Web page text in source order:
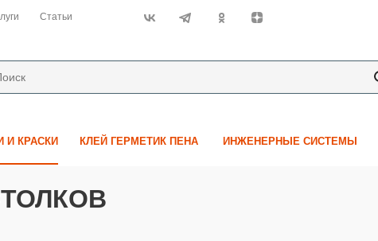
Статьи
И КРАСКИ КЛЕЙ ГЕРМЕТИК ПЕНА ИНЖЕНЕРНЫЕ СИСТЕМЫ